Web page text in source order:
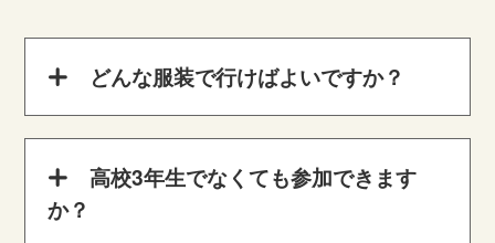
どんな服装で行けばよいですか？
高校3年生でなくても参加できます
か？